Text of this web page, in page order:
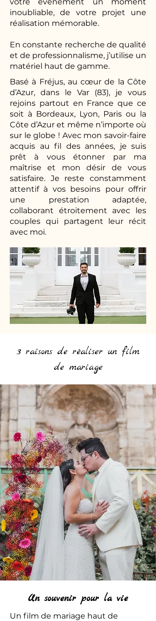
inoubliable, de votre projet une
réalisation mémorable.
En constante recherche de qualité
et de professionnalisme, j’utilise un
matériel haut de gamme.
Basé à Fréjus, au cœur de la Côte
d’Azur, dans le Var (83), je vous
rejoins partout en France que ce
soit à Bordeaux, Lyon, Paris ou la
Côte d’Azur et même n’importe où
sur le globe ! Avec mon savoir-faire
acquis au fil des années, je suis
prêt à vous étonner par ma
maîtrise et mon désir de vous
satisfaire. Je reste constamment
attentif à vos besoins pour offrir
une prestation adaptée,
collaborant étroitement avec les
couples qui partagent leur récit
avec moi.
3 raisons de réaliser un film
de mariage
Un souvenir pour la vie
Un film de mariage haut de